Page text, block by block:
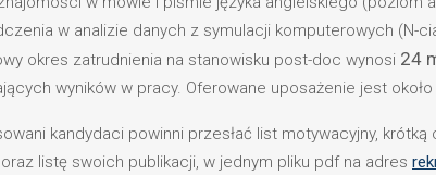
w analizie danych z symulacji komputerowych (N-
okres zatrudnienia na stanowisku post-doc wynosi 24
wyników w pracy. Oferowane uposażenie jest
kandydaci powinni przesłać list motywacyjny,
listę swoich publikacji, w jednym pliku pdf na adres